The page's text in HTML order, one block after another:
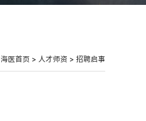
海医首页 > 人才师资 > 招聘启事